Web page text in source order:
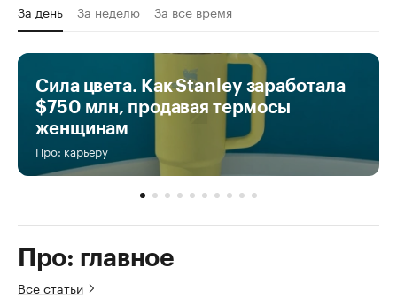
За день За неделю За все время
Сила цвета. Как Stanley заработала
$750 млн, продавая термосы
женщинам
Про: карьеру
Про: главное
Все статьи